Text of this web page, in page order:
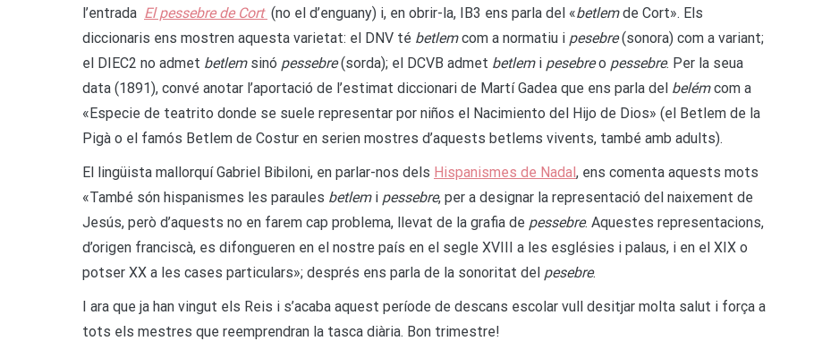
l’entrada El pessebre de Cort (no el d’enguany) i, en obrir-la, IB3 ens parla del «betlemde Cort». Els
diccionaris ens mostren aquesta varietat: el DNV té betlemcom a normatiu i pesebre(sonora) com a variant;
el DIEC2 no admet betlemsinó pessebre(sorda); el DCVB admet betlemi pesebreo pessebre. Per la seua
data (1891), convé anotar l’aportació de l’estimat diccionari de Martí Gadea que ens parla del belémcom a
«Especie de teatrito donde se suele representar por niños el Nacimiento del Hijo de Dios» (el Betlem de la
Pigà o el famós Betlem de Costur en serien mostres d’aquests betlems vivents, també amb adults).
El lingüista mallorquí Gabriel Bibiloni, en parlar-nos dels Hispanismes de Nadal, ens comenta aquests mots
«També són hispanismes les paraules betlemi pessebre, per a designar la representació del naixement de
Jesús, però d’aquests no en farem cap problema, llevat de la grafia de pessebre. Aquestes representacions,
d’origen franciscà, es difongueren en el nostre país en el segle XVIII a les esglésies i palaus, i en el XIX o
potser XX a les cases particulars»; després ens parla de la sonoritat del pesebre.
I ara que ja han vingut els Reis i s’acaba aquest període de descans escolar vull desitjar molta salut i força a
tots els mestres que reemprendran la tasca diària. Bon trimestre!